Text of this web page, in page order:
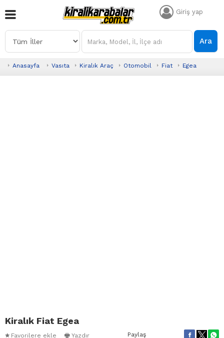
Giriş yap
Ara
Anasayfa Vasıta Kiralık Araç Otomobil Fiat Egea
Kiralık Fiat Egea
Favorilere ekle Yazdır Paylaş